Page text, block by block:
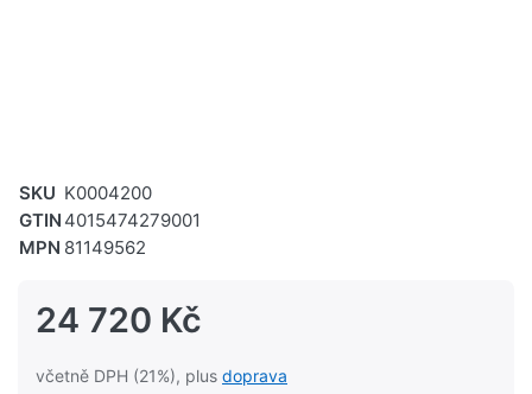
SKU K0004200
GTIN 4015474279001
MPN 81149562
24 720 Kč
včetně DPH (21%), plus doprava